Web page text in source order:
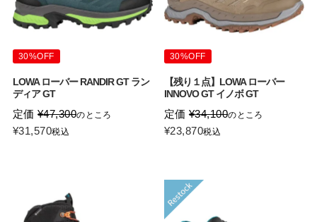
30%OFF
LOWA ローバー RANDIR GT ラン
ディア GT
定価 ¥47,300のところ
¥31,570税込
30%OFF
【残り１点】LOWA ローバー
INNOVO GT イノボ GT
定価 ¥34,100のところ
¥23,870税込